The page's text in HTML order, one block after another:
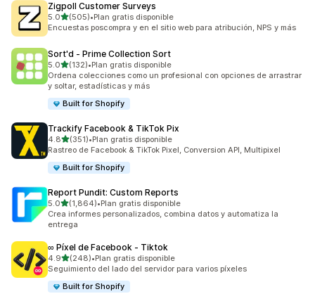
Zigpoll Customer Surveys
5.0de 5 estrellas
(505)
505 reseñas en total
•Plan gratis disponible
Encuestas poscompra y en el sitio web para atribución, NPS y más
Sort'd ‑ Prime Collection Sort
5.0de 5 estrellas
(132)
132 reseñas en total
•Plan gratis disponible
Ordena colecciones como un profesional con opciones de arrastrar
y soltar, estadísticas y más
Built for Shopify
Trackify Facebook & TikTok Pix
4.8de 5 estrellas
(351)
351 reseñas en total
•Plan gratis disponible
Rastreo de Facebook & TikTok Pixel, Conversion API, Multipixel
Built for Shopify
Report Pundit: Custom Reports
5.0de 5 estrellas
(1,864)
1864 reseñas en total
•Plan gratis disponible
Crea informes personalizados, combina datos y automatiza la
entrega
∞ Píxel de Facebook ‑ Tiktok
4.9de 5 estrellas
(248)
248 reseñas en total
•Plan gratis disponible
Seguimiento del lado del servidor para varios píxeles
Built for Shopify